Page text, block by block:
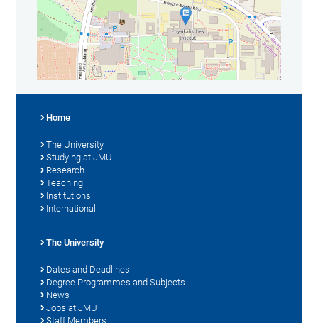
Home
The University
Studying at JMU
Research
Teaching
Institutions
International
The University
Dates and Deadlines
Degree Programmes and Subjects
News
Jobs at JMU
Staff Members